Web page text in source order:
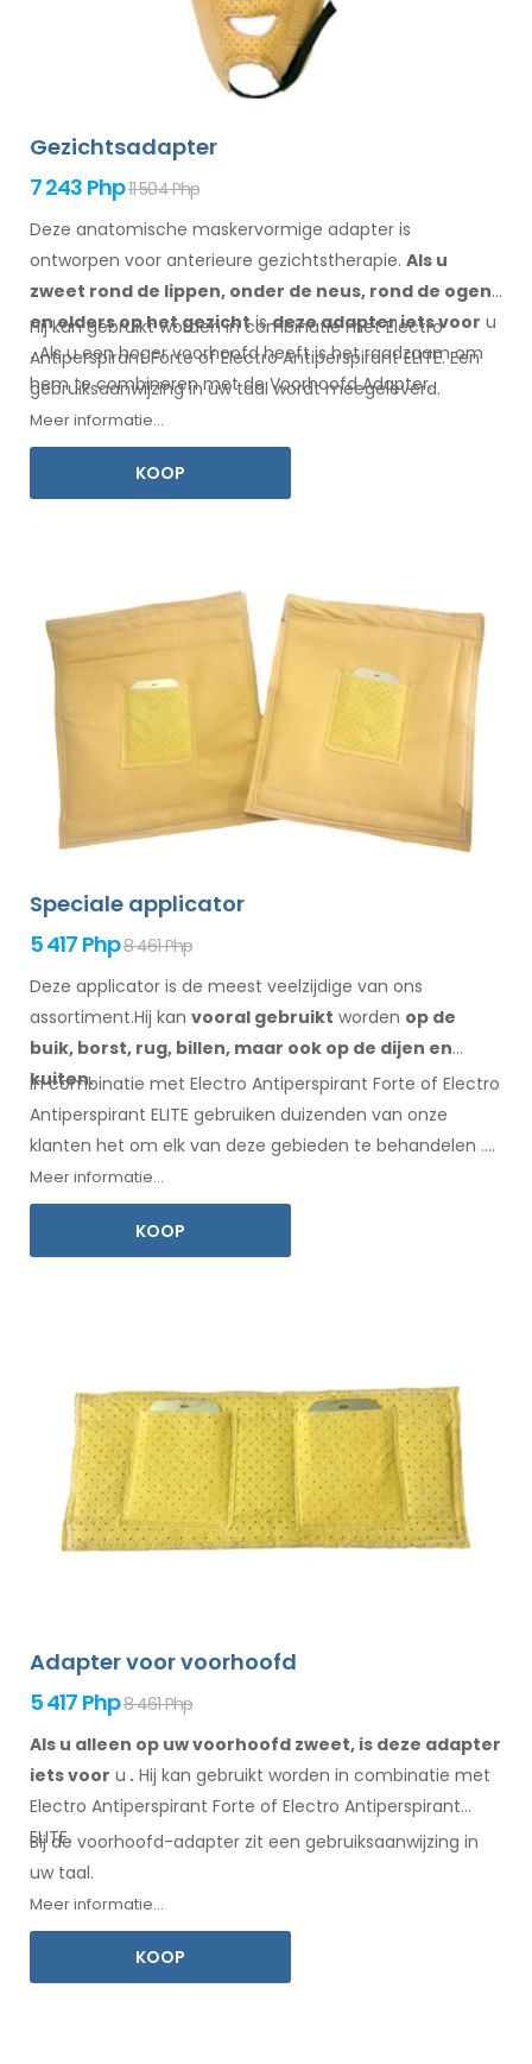
Gezichtsadapter
7 243 Php11 504 Php
Deze anatomische maskervormige adapter is
ontworpen voor anterieure gezichtstherapie. Als u
zweet rond de lippen, onder de neus, rond de ogen
en eldersop het gezichtisdeze adapterietsvoor u
. Alsueenhoger voorhoofd heeft is het raadzaam om
hem te combinerenmetde VoorhoofdAdapter.
Hij kan gebruikt worden in combinatie met Electro
Antiperspirant Forte of Electro Antiperspirant ELITE. Een
gebruiksaanwijzing in uwtaal wordt meegeleverd.
Meer informatie...
KOOP
Speciale applicator
5 417 Php8 461 Php
Deze applicator is de meest veelzijdige van ons
assortiment.Hij kan vooral gebruikt worden op de
buik, borst, rug, billen, maar ook op de dijen en
kuiten.
In combinatie met Electro Antiperspirant Forte of Electro
Antiperspirant ELITE gebruiken duizenden van onze
klanten het om elk van deze gebieden te behandelen .
Eengebruiksaanwijzing
Meer informatie...
KOOP
Adapter voor voorhoofd
5 417 Php8 461 Php
Als u alleen op uw voorhoofd zweet, is deze adapter
iets voor u . Hij kan gebruikt worden in combinatie met
Electro Antiperspirant Forte of Electro Antiperspirant
ELITE.
Bij de voorhoofd-adapter zit een gebruiksaanwijzing in
uw taal.
Meer informatie...
KOOP